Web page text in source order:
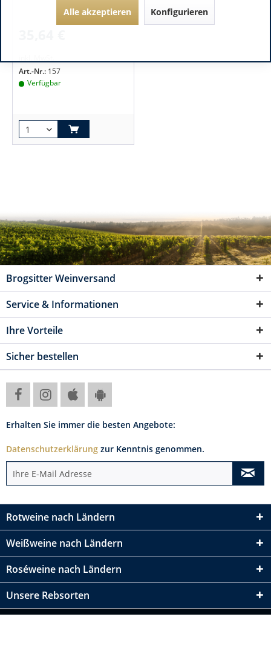
Art.-Nr.: 157
Verfügbar
Brogsitter Weinversand
Service & Informationen
Ihre Vorteile
Sicher bestellen
Erhalten Sie immer die besten Angebote:
Datenschutzerklärung zur Kenntnis genommen.
Rotweine nach Ländern
Weißweine nach Ländern
Roséweine nach Ländern
Unsere Rebsorten
Alle akzeptieren Konfigurieren